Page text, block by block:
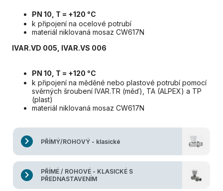
PN 10, T = +120 °C
k připojení na ocelové potrubí
materiál niklovaná mosaz CW617N
IVAR.VD 005, IVAR.VS 006
PN 10, T = +120 °C
k připojení na měděné nebo plastové potrubí pomocí
svěrných šroubení IVAR.TR (měď), TA (ALPEX) a TP
(plast)
materiál niklovaná mosaz CW617N
PŘÍMÝ/ROHOVÝ - klasické
PŘÍMÉ / ROHOVÉ - KLASICKÉ S
PŘEDNASTAVENÍM